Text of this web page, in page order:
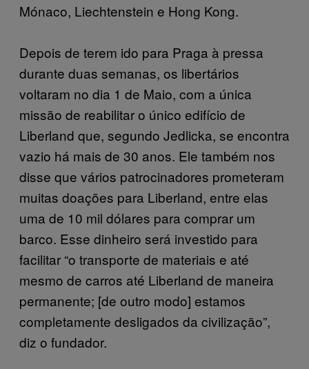
Mónaco, Liechtenstein e Hong Kong.
Depois de terem ido para Praga à pressa
durante duas semanas, os libertários
voltaram no dia 1 de Maio, com a única
missão de reabilitar o único edifício de
Liberland que, segundo Jedlicka, se encontra
vazio há mais de 30 anos. Ele também nos
disse que vários patrocinadores prometeram
muitas doações para Liberland, entre elas
uma de 10 mil dólares para comprar um
barco. Esse dinheiro será investido para
facilitar “o transporte de materiais e até
mesmo de carros até Liberland de maneira
permanente; [de outro modo] estamos
completamente desligados da civilização”,
diz o fundador.